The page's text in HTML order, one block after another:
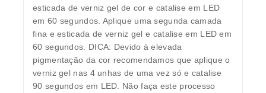
esticada de verniz gel de cor e catalise em LED
em 60 segundos. Aplique uma segunda camada
fina e esticada de verniz gel e catalise em LED em
60 segundos. DICA: Devido à elevada
pigmentação da cor recomendamos que aplique o
verniz gel nas 4 unhas de uma vez só e catalise
90 segundos em LED. Não faça este processo